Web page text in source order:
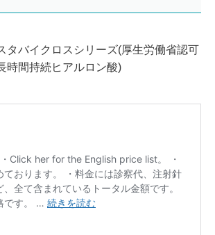
タバイクロスシリーズ(厚生労働省認可
時間持続ヒアルロン酸)